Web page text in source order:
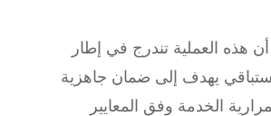
هذه العملية تندرج في إطار
يهدف إلى ضمان جاهزية
الخدمة وفق المعايير